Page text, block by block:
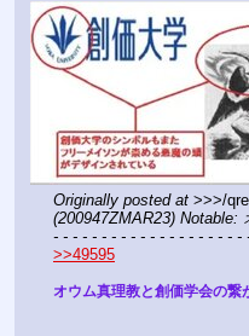
Originally posted at
(200947ZMAR23) Notable:
- - - - - - - - - - - - - - - - - - - -
>>49595
オウム真理教と創価学会の繋